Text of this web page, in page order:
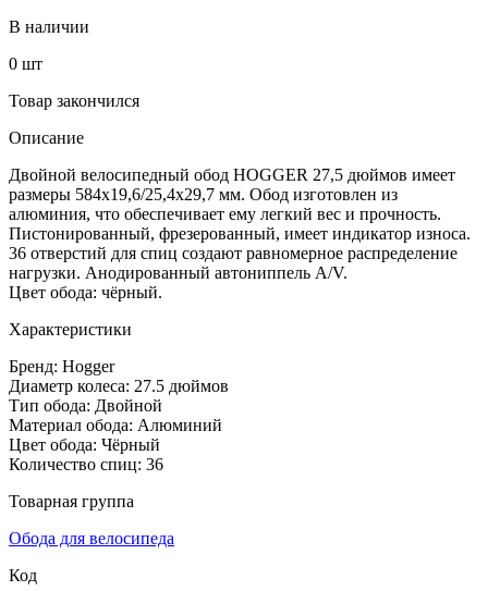
В наличии
0 шт
Товар закончился
Описание
Двойной велосипедный обод HOGGER 27,5 дюймов имеет
размеры 584х19,6/25,4х29,7 мм. Обод изготовлен из
алюминия, что обеспечивает ему легкий вес и прочность.
Пистонированный, фрезерованный, имеет индикатор износа.
36 отверстий для спиц создают равномерное распределение
нагрузки. Анодированный автониппель A/V.
Цвет обода: чёрный.
Характеристики
Бренд: Hogger
Диаметр колеса: 27.5 дюймов
Тип обода: Двойной
Материал обода: Алюминий
Цвет обода: Чёрный
Количество спиц: 36
Товарная группа
Обода для велосипеда
Код